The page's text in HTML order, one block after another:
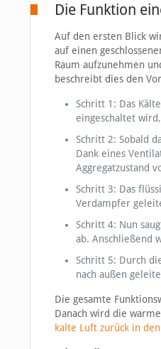
Die Funktion
Auf den ersten Blick
auf einen
Raum aufzunehmen
beschreibt dies den
Schritt 1: Das
eingeschaltet
Schritt 2: Sobald
Dank eines
Aggregatzustand
Schritt 3: Das
Verdampfer
Schritt 4: Nun
ab. Anschließend
Schritt 5: Durch
nach außen
Die gesamte
Danach wird die
kalte Luft zurück in den